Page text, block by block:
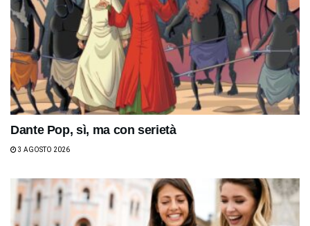
Dante Pop, sì, ma con serietà
3 AGOSTO 2026